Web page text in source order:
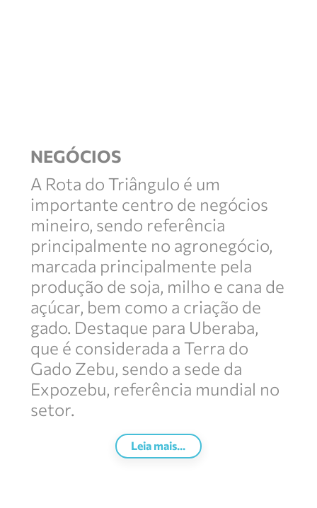
NEGÓCIOS
A Rota do Triângulo é um
importante centro de negócios
mineiro, sendo referência
principalmente no agronegócio,
marcada principalmente pela
produção de soja, milho e cana de
açúcar, bem como a criação de
gado. Destaque para Uberaba,
que é considerada a Terra do
Gado Zebu, sendo a sede da
Expozebu, referência mundial no
setor.
Leia mais...